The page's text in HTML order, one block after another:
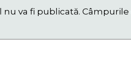
nu va fi publicată.